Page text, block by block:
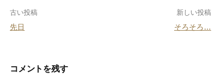
o
投
稿
ビ
古い投稿
先日
新しい投稿
そろそろ…
コメントを残す